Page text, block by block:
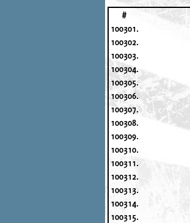
#
100301.
100302.
100303.
100304.
100305.
100306.
100307.
100308.
100309.
100310.
100311.
100312.
100313.
100314.
100315.